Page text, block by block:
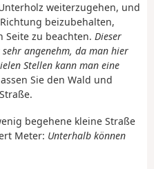
weiterzugehen, und
beizubehalten,
Seite zu beachten. Dieser
angenehm, da man hier
Stellen kann man eine
Sie den Wald und
begehene kleine Straße
Meter: Unterhalb können